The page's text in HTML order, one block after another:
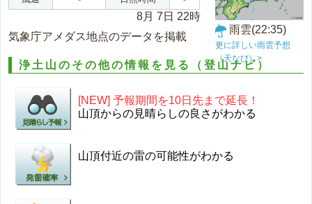
8月 7日 22時
気象庁アメダス地点のデータを掲載
雨雲(22:35)
更に詳しい雨雲予想
（天なび）>
浄土山のその他の情報を見る（登山ナビ）
[NEW] 予報期間を10日先まで延長！
山頂からの見晴らしの良さがわかる
山頂付近の雷の可能性がわかる